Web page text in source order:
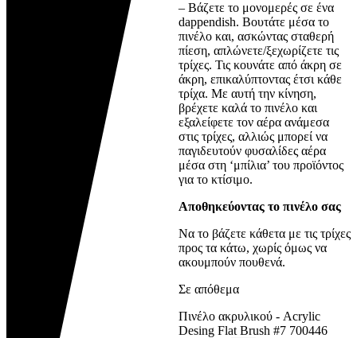
– Βάζετε το μονομερές σε ένα
dappendish. Βουτάτε μέσα το
πινέλο και, ασκώντας σταθερή
πίεση, απλώνετε/ξεχωρίζετε τις
τρίχες. Τις κουνάτε από άκρη σε
άκρη, επικαλύπτοντας έτσι κάθε
τρίχα. Με αυτή την κίνηση,
βρέχετε καλά το πινέλο και
εξαλείφετε τον αέρα ανάμεσα
στις τρίχες, αλλιώς μπορεί να
παγιδευτούν φυσαλίδες αέρα
μέσα στη ‘μπίλια’ του προϊόντος
για το κτίσιμο.
Αποθηκεύοντας το πινέλο σας
Να το βάζετε κάθετα με τις τρίχες
προς τα κάτω, χωρίς όμως να
ακουμπούν πουθενά.
Σε απόθεμα
Πινέλο ακρυλικού - Acrylic
Desing Flat Brush #7 700446